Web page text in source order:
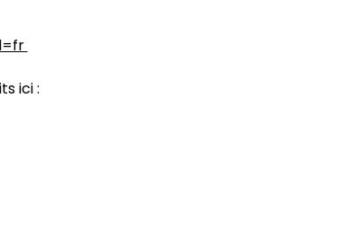
ici :